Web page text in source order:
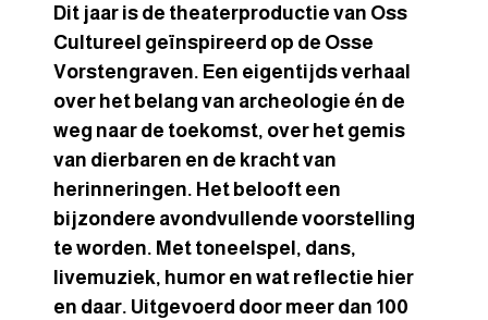
Dit jaar is de theaterproductie van Oss
Cultureel geïnspireerd op de Osse
Vorstengraven. Een eigentijds verhaal
over het belang van archeologie én de
weg naar de toekomst, over het gemis
van dierbaren en de kracht van
herinneringen. Het belooft een
bijzondere avondvullende voorstelling
te worden. Met toneelspel, dans,
livemuziek, humor en wat reflectie hier
en daar. Uitgevoerd door meer dan 100